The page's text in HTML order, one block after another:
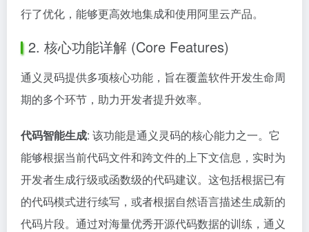
行了优化，能够更高效地集成和使用阿里云产品。
2. 核心功能详解 (Core Features)
通义灵码提供多项核心功能，旨在覆盖软件开发生命周
期的多个环节，助力开发者提升效率。
代码智能生成: 该功能是通义灵码的核心能力之一。它
能够根据当前代码文件和跨文件的上下文信息，实时为
开发者生成行级或函数级的代码建议。这包括根据已有
的代码模式进行续写，或者根据自然语言描述生成新的
代码片段。通过对海量优秀开源代码数据的训练，通义